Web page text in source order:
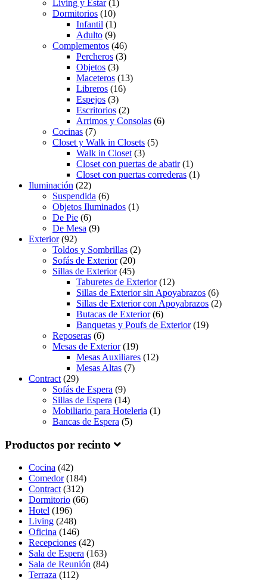
Living y Estar(1)
Dormitorios (10)
Infantil (1)
Adulto (9)
Complementos (46)
Percheros (3)
Objetos (3)
Maceteros (13)
Libreros (16)
Espejos (3)
Escritorios (2)
Arrimos y Consolas (6)
Cocinas (7)
Closet y Walk in Closets (5)
Walk in Closet (3)
Closet con puertas de abatir(1)
Closet con puertas correderas (1)
Iluminación (22)
Suspendida (6)
Objetos Iluminados (1)
De Pie (6)
De Mesa (9)
Exterior(92)
Toldos y Sombrillas (2)
Sofás de Exterior(20)
Sillas de Exterior(45)
Taburetes de Exterior(12)
Sillas de Exterior sin Apoyabrazos (6)
Sillas de Exterior con Apoyabrazos (2)
Butacas de Exterior(6)
Banquetas y Poufs de Exterior(19)
Reposeras (6)
Mesas de Exterior(19)
Mesas Auxiliares (12)
Mesas Altas (7)
Contract (29)
Sofás de Espera (9)
Sillas de Espera (14)
Mobiliario para Hoteleria (1)
Bancas de Espera (5)
Productos por recinto
Cocina (42)
Comedor(184)
Contract (312)
Dormitorio (66)
Hotel (196)
Living (248)
Oficina (146)
Recepciones (42)
Sala de Espera (163)
Sala de Reunión (84)
Terraza (112)